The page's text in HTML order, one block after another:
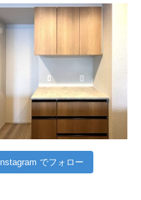
Instagram でフォロー